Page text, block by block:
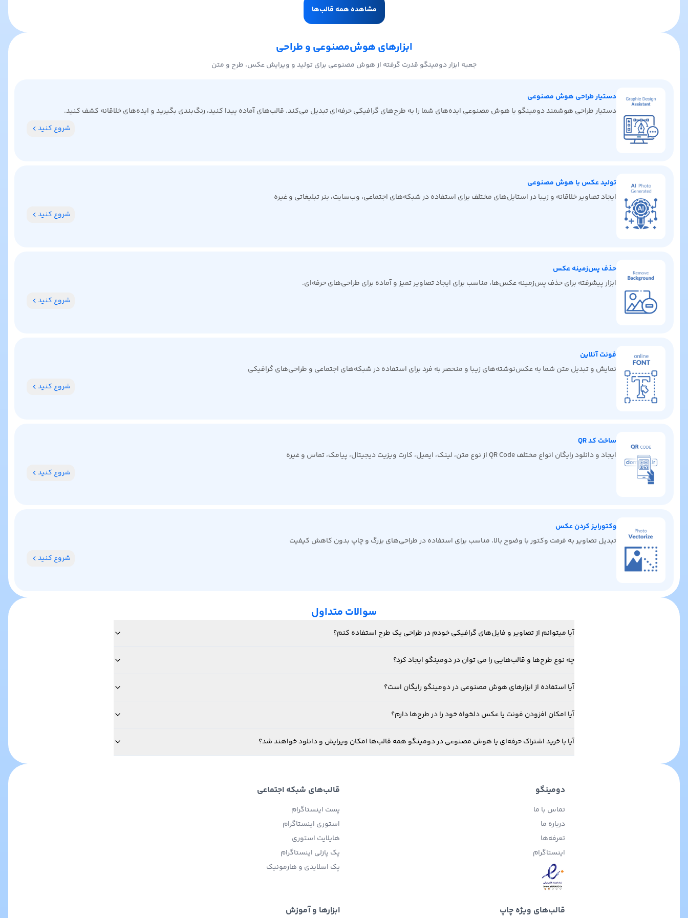
مشاهده همه قالب‌ها
ابزارهای هوش‌مصنوعی و طراحی
جعبه ابزار دومینگو قدرت گرفته از هوش مصنوعی برای تولید و ویرایش عکس، طرح و متن
دستیار طراحی هوش مصنوعی
دستیار طراحی هوشمند دومینگو با هوش مصنوعی ایده‌های شما را به طرح‌های گرافیکی حرفه‌ای تبدیل می‌کند. قالب‌های آماده پیدا کنید، رنگ‌بندی بگیرید و ایده‌های خلاقانه کشف کنید.
شروع کنید
تولید عکس با هوش مصنوعی
ایجاد تصاویر خلاقانه و زیبا در استایل‌های مختلف برای استفاده در شبکه‌های اجتماعی، وب‌سایت، بنر تبلیغاتی و غیره
شروع کنید
حذف پس‌زمینه عکس
ابزار پیشرفته برای حذف پس‌زمینه عکس‌ها، مناسب برای ایجاد تصاویر تمیز و آماده برای طراحی‌های حرفه‌ای.
شروع کنید
فونت آنلاین
نمایش و تبدیل متن شما به عکس‌نوشته‌های زیبا و منحصر به فرد برای استفاده در شبکه‌های اجتماعی و طراحی‌های گرافیکی
شروع کنید
ساخت کد QR
ایجاد و دانلود رایگان انواع مختلف QR Code از نوع متن، لینک، ایمیل، کارت ویزیت دیجیتال، پیامک، تماس و غیره
شروع کنید
وکتورایز کردن عکس
تبدیل تصاویر به فرمت وکتور با وضوح بالا، مناسب برای استفاده در طراحی‌های بزرگ و چاپ بدون کاهش کیفیت
شروع کنید
سوالات متداول
آیا میتوانم از تصاویر و فایل‌های گرافیکی خودم در طراحی یک طرح استفاده کنم؟
چه نوع طرح‌ها و قالب‌هایی را می توان در دومینگو ایجاد کرد؟
آیا استفاده از ابزارهای هوش مصنوعی در دومینگو رایگان است؟
آیا امکان افزودن فونت یا عکس دلخواه خود را در طرح‌ها دارم؟
آیا با خرید اشتراک حرفه‌ای یا هوش مصنوعی در دومینگو همه قالب‌ها امکان ویرایش و دانلود خواهند شد؟
دومینگو
تماس با ما
درباره ما
تعرفه‌ها
اینستاگرام
قالب‌های شبکه اجتماعی
پست اینستاگرام
استوری اینستاگرام
هایلایت استوری
پک پازلی اینستاگرام
پک اسلایدی و هارمونیک
قالب‌های ویژه چاپ ابزارها و آموزش